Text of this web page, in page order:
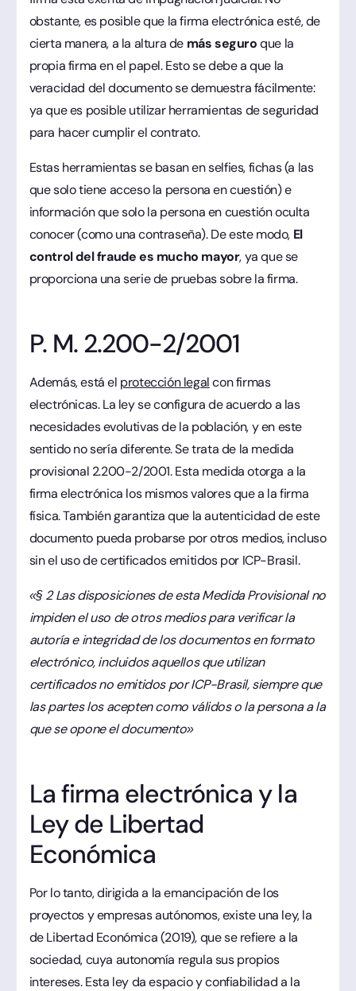
obstante, es posible que la firma electrónica esté, de
cierta manera, a la altura de más seguroque la
propia firma en el papel. Esto se debe a que la
veracidad del documento se demuestra fácilmente:
ya que es posible utilizar herramientas de seguridad
para hacer cumplir el contrato.
Estas herramientas se basan en selfies, fichas (a las
que solo tiene acceso la persona en cuestión) e
información que solo la persona en cuestión oculta
conocer (como una contraseña). De este modo, El
control del fraude es mucho mayor, ya que se
proporciona una serie de pruebas sobre la firma.
P. M. 2.200-2/2001
Además, está el protección legalcon firmas
electrónicas. La ley se configura de acuerdo a las
necesidades evolutivas de la población, y en este
sentido no sería diferente. Se trata de la medida
provisional 2.200-2/2001. Esta medida otorga a la
firma electrónica los mismos valores que a la firma
física. También garantiza que la autenticidad de este
documento pueda probarse por otros medios, incluso
sin el uso de certificados emitidos por ICP-Brasil.
«§ 2 Las disposiciones de esta Medida Provisional no
impiden el uso de otros medios para verificar la
autoría e integridad de los documentos en formato
electrónico, incluidos aquellos que utilizan
certificados no emitidos por ICP-Brasil, siempre que
las partes los acepten como válidos o la persona a la
que se opone el documento»
La firma electrónica y la
Ley de Libertad
Económica
Por lo tanto, dirigida a la emancipación de los
proyectos y empresas autónomos, existe una ley, la
de Libertad Económica (2019), que se refiere a la
sociedad, cuya autonomía regula sus propios
intereses. Esta ley da espacio y confiabilidad a la